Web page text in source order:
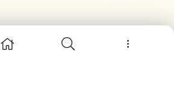
خبرنامه
جهت عضویت در خبرنامه ایمیل خود را وارد کنید.